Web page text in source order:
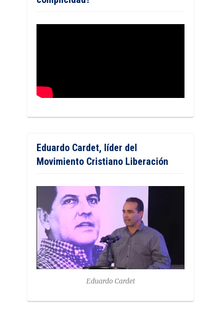
Eduardo Cardet, líder del
Movimiento Cristiano Liberación
Eduardo Cardet